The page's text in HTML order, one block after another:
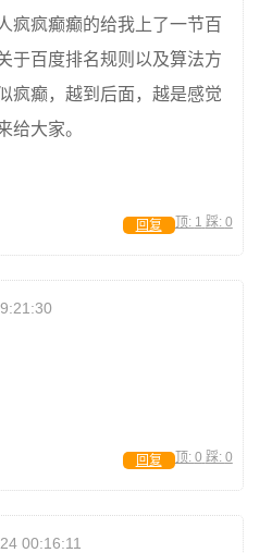
疯疯癫癫的给我上了一节百
于百度排名规则以及算法方
疯癫，越到后面，越是感觉
给大家。
顶: 1 踩: 0
回复
顶: 0 踩: 0
回复
00:16:11